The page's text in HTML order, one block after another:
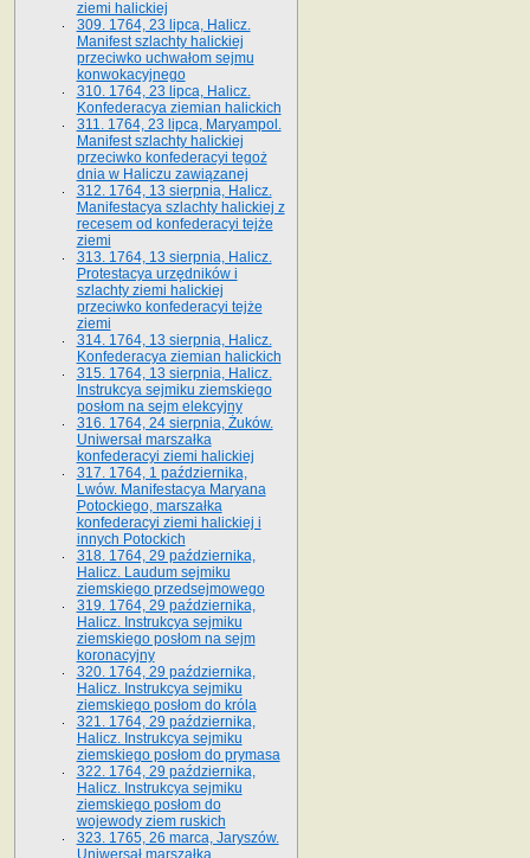
ziemi halickiej
309. 1764, 23 lipca, Halicz.
Manifest szlachty halickiej
przeciwko uchwałom sejmu
konwokacyjnego
310. 1764, 23 lipca, Halicz.
Konfederacya ziemian halickich
311. 1764, 23 lipca, Maryampol.
Manifest szlachty halickiej
przeciwko konfederacyi tegoż
dnia w Haliczu zawiązanej
312. 1764, 13 sierpnia, Halicz.
Manifestacya szlachty halickiej z
recesem od konfederacyi tejże
ziemi
313. 1764, 13 sierpnia, Halicz.
Protestacya urzędników i
szlachty ziemi halickiej
przeciwko konfederacyi tejże
ziemi
314. 1764, 13 sierpnia, Halicz.
Konfederacya ziemian halickich
315. 1764, 13 sierpnia, Halicz.
Instrukcya sejmiku ziemskiego
posłom na sejm elekcyjny
316. 1764, 24 sierpnia, Żuków.
Uniwersał marszałka
konfederacyi ziemi halickiej
317. 1764, 1 października,
Lwów. Manifestacya Maryana
Potockiego, marszałka
konfederacyi ziemi halickiej i
innych Potockich
318. 1764, 29 października,
Halicz. Laudum sejmiku
ziemskiego przedsejmowego
319. 1764, 29 października,
Halicz. Instrukcya sejmiku
ziemskiego posłom na sejm
koronacyjny
320. 1764, 29 października,
Halicz. Instrukcya sejmiku
ziemskiego posłom do króla
321. 1764, 29 października,
Halicz. Instrukcya sejmiku
ziemskiego posłom do prymasa
322. 1764, 29 października,
Halicz. Instrukcya sejmiku
ziemskiego posłom do
wojewody ziem ruskich
323. 1765, 26 marca, Jaryszów.
Uniwersał marszałka